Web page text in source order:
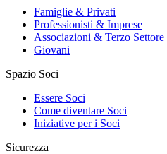
Famiglie & Privati
Professionisti & Imprese
Associazioni & Terzo Settore
Giovani
Spazio Soci
Essere Soci
Come diventare Soci
Iniziative per i Soci
Sicurezza